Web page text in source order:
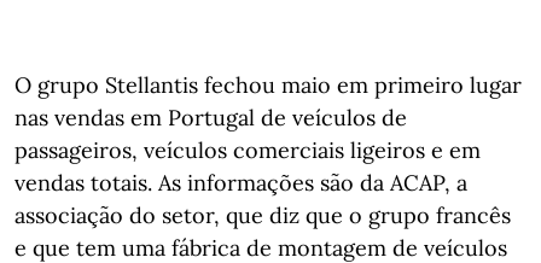
O grupo Stellantis fechou maio em primeiro lugar
nas vendas em Portugal de veículos de
passageiros, veículos comerciais ligeiros e em
vendas totais. As informações são da ACAP, a
associação do setor, que diz que o grupo francês
e que tem uma fábrica de montagem de veículos